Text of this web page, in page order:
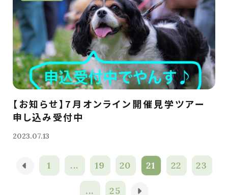
【お知らせ】7月オンライン開催見学ツアー
申し込み受付中
2023.07.13
1 ... 19 20 21 22 23
... 25